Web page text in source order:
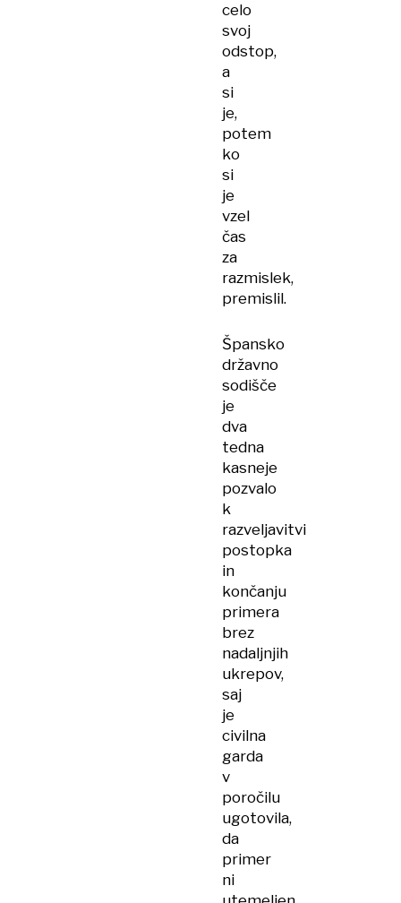
celo
svoj
odstop,
a
si
je,
potem
ko
si
je
vzel
čas
za
razmislek,
premislil.
Špansko
državno
sodišče
je
dva
tedna
kasneje
pozvalo
k
razveljavitvi
postopka
in
končanju
primera
brez
nadaljnjih
ukrepov,
saj
je
civilna
garda
v
poročilu
ugotovila,
da
primer
ni